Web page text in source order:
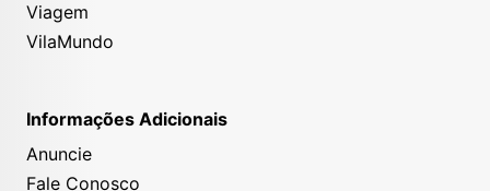
Viagem
VilaMundo
Informações Adicionais
Anuncie
Fale Conosco